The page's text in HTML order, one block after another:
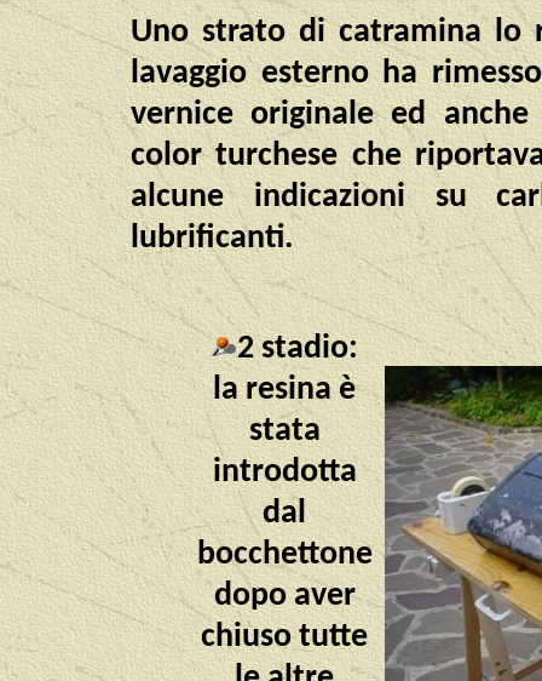
Uno strato di catramina lo
lavaggio esterno ha
vernice originale ed
color turchese che
alcune indicazioni su
lubrificanti.
2 stadio:
la resina è
stata
introdotta
dal
bocchettone
dopo aver
chiuso tutte